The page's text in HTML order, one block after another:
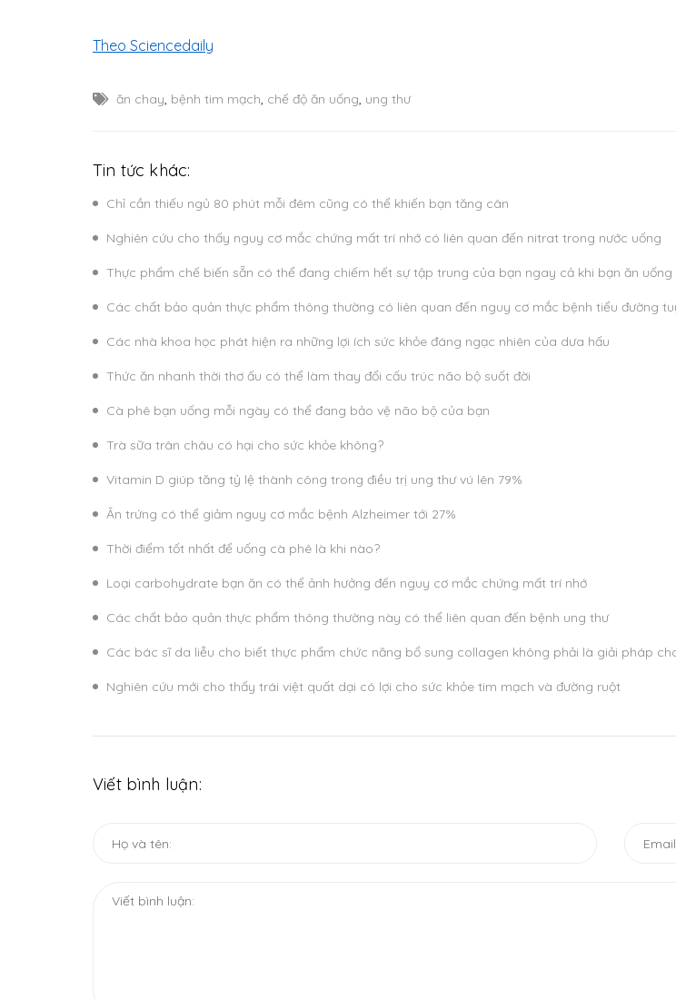
Theo Sciencedaily
ăn chay, bệnh tim mạch, chế độ ăn uống, ung thư
Tin tức khác:
Chỉ cần thiếu ngủ 80 phút mỗi đêm cũng có thể khiến bạn tăng cân
Nghiên cứu cho thấy nguy cơ mắc chứng mất trí nhớ có liên quan đến nitrat trong nước uống
Thực phẩm chế biến sẵn có thể đang chiếm hết sự tập trung của bạn ngay cả khi bạn ăn uống
Các chất bảo quản thực phẩm thông thường có liên quan đến nguy cơ mắc bệnh tiểu đường
Các nhà khoa học phát hiện ra những lợi ích sức khỏe đáng ngạc nhiên của dưa hấu
Thức ăn nhanh thời thơ ấu có thể làm thay đổi cấu trúc não bộ suốt đời
Cà phê bạn uống mỗi ngày có thể đang bảo vệ não bộ của bạn
Trà sữa trân châu có hại cho sức khỏe không?
Vitamin D giúp tăng tỷ lệ thành công trong điều trị ung thư vú lên 79%
Ăn trứng có thể giảm nguy cơ mắc bệnh Alzheimer tới 27%
Thời điểm tốt nhất để uống cà phê là khi nào?
Loại carbohydrate bạn ăn có thể ảnh hưởng đến nguy cơ mắc chứng mất trí nhớ
Các chất bảo quản thực phẩm thông thường này có thể liên quan đến bệnh ung thư
Các bác sĩ da liễu cho biết thực phẩm chức năng bổ sung collagen không phải là giải pháp
Nghiên cứu mới cho thấy trái việt quất dại có lợi cho sức khỏe tim mạch và đường ruột
Viết bình luận: